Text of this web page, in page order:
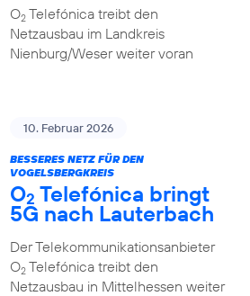
O2Telefónica treibt den
Netzausbau im Landkreis
Nienburg/Weser weiter voran
10. Februar 2026
BESSERES NETZ FÜR DEN
VOGELSBERGKREIS
O2 Telefónica bringt
5G nach Lauterbach
Der Telekommunikationsanbieter
O2Telefónica treibt den
Netzausbau in Mittelhessen weiter